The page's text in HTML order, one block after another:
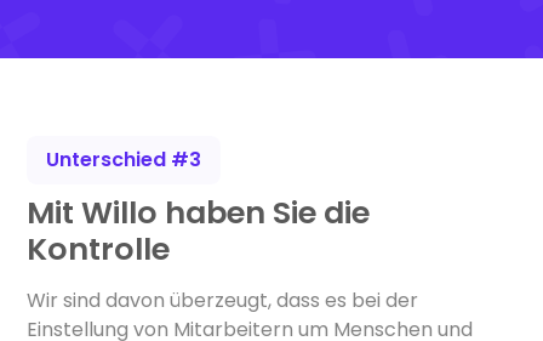
Unterschied #3
Mit Willo haben Sie die
Kontrolle
Wir sind davon überzeugt, dass es bei der
Einstellung von Mitarbeitern um Menschen und